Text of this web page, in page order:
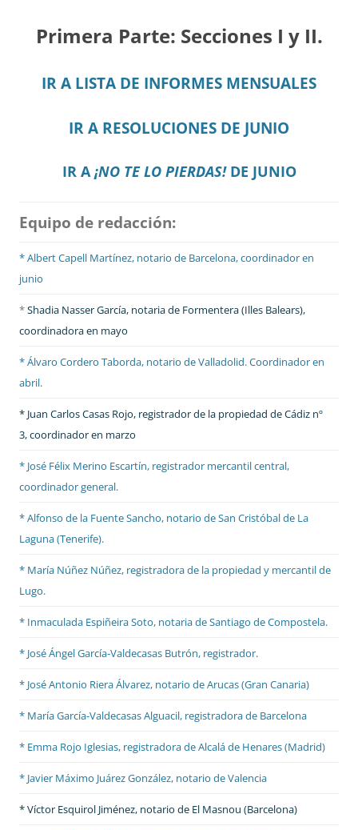
Primera Parte: Secciones I y II.
IR A LISTA DE INFORMES MENSUALES
IR A RESOLUCIONES DE JUNIO
IR A¡NO TE LO PIERDAS!DE JUNIO
Equipo de redacción:
* Albert Capell Martínez, notario de Barcelona, coordinador en
junio
*Shadia Nasser García, notaria de Formentera (Illes Balears),
coordinadora en mayo
* Álvaro Cordero Taborda, notario de Valladolid. Coordinador en
abril.
* Juan Carlos Casas Rojo, registrador de la propiedad de Cádiz nº
3, coordinador en marzo
* José Félix Merino Escartín, registrador mercantil central,
coordinador general.
* Alfonso de la Fuente Sancho, notario de San Cristóbal de La
Laguna (Tenerife).
* María Núñez Núñez, registradora de la propiedad y mercantil de
Lugo.
* Inmaculada Espiñeira Soto, notaria de Santiago de Compostela.
* José Ángel García-Valdecasas Butrón, registrador.
* José Antonio Riera Álvarez, notario de Arucas (Gran Canaria)
* María García-Valdecasas Alguacil, registradora de Barcelona
* Emma Rojo Iglesias, registradora de Alcalá de Henares (Madrid)
* Javier Máximo Juárez González, notario de Valencia
* Víctor Esquirol Jiménez, notario de El Masnou (Barcelona)